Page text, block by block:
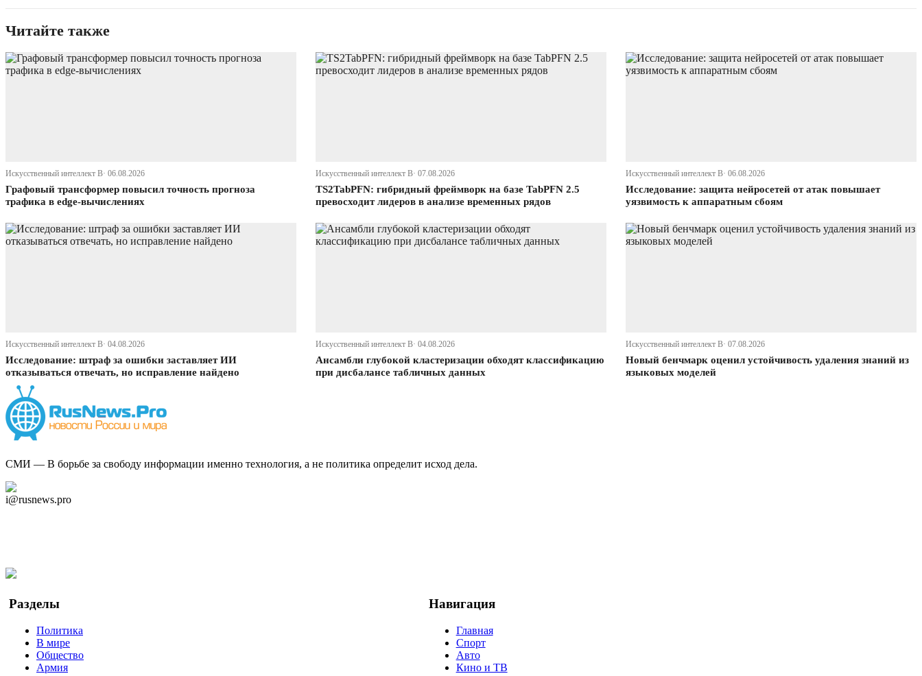
Читайте также
Искусственный интеллект В· 06.08.2026
Графовый трансформер повысил точность прогноза
трафика в edge-вычислениях
Искусственный интеллект В· 07.08.2026
TS2TabPFN: гибридный фреймворк на базе TabPFN 2.5
превосходит лидеров в анализе временных рядов
Искусственный интеллект В· 06.08.2026
Исследование: защита нейросетей от атак повышает
уязвимость к аппаратным сбоям
Искусственный интеллект В· 04.08.2026
Исследование: штраф за ошибки заставляет ИИ
отказываться отвечать, но исправление найдено
Искусственный интеллект В· 04.08.2026
Ансамбли глубокой кластеризации обходят классификацию
при дисбалансе табличных данных
Искусственный интеллект В· 07.08.2026
Новый бенчмарк оценил устойчивость удаления знаний из
языковых моделей
СМИ — В борьбе за свободу информации именно технология, а не политика определит исход дела.
i@rusnews.pro
Разделы
Политика
В мире
Общество
Армия
Навигация
Главная
Спорт
Авто
Кино и ТВ